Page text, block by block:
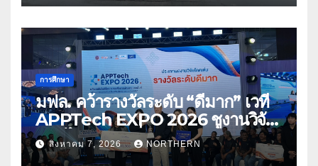
การศึกษา
มฟล. คว้ารางวัลระดับ “ดีมาก” เวที
APPTech EXPO 2026 ชูงานวิจัย
สมุนไพร ขับเคลื่อนนวัตกรรมสู่เชิง
พาณิชย์
สิงหาคม 7, 2026 NORTHERN